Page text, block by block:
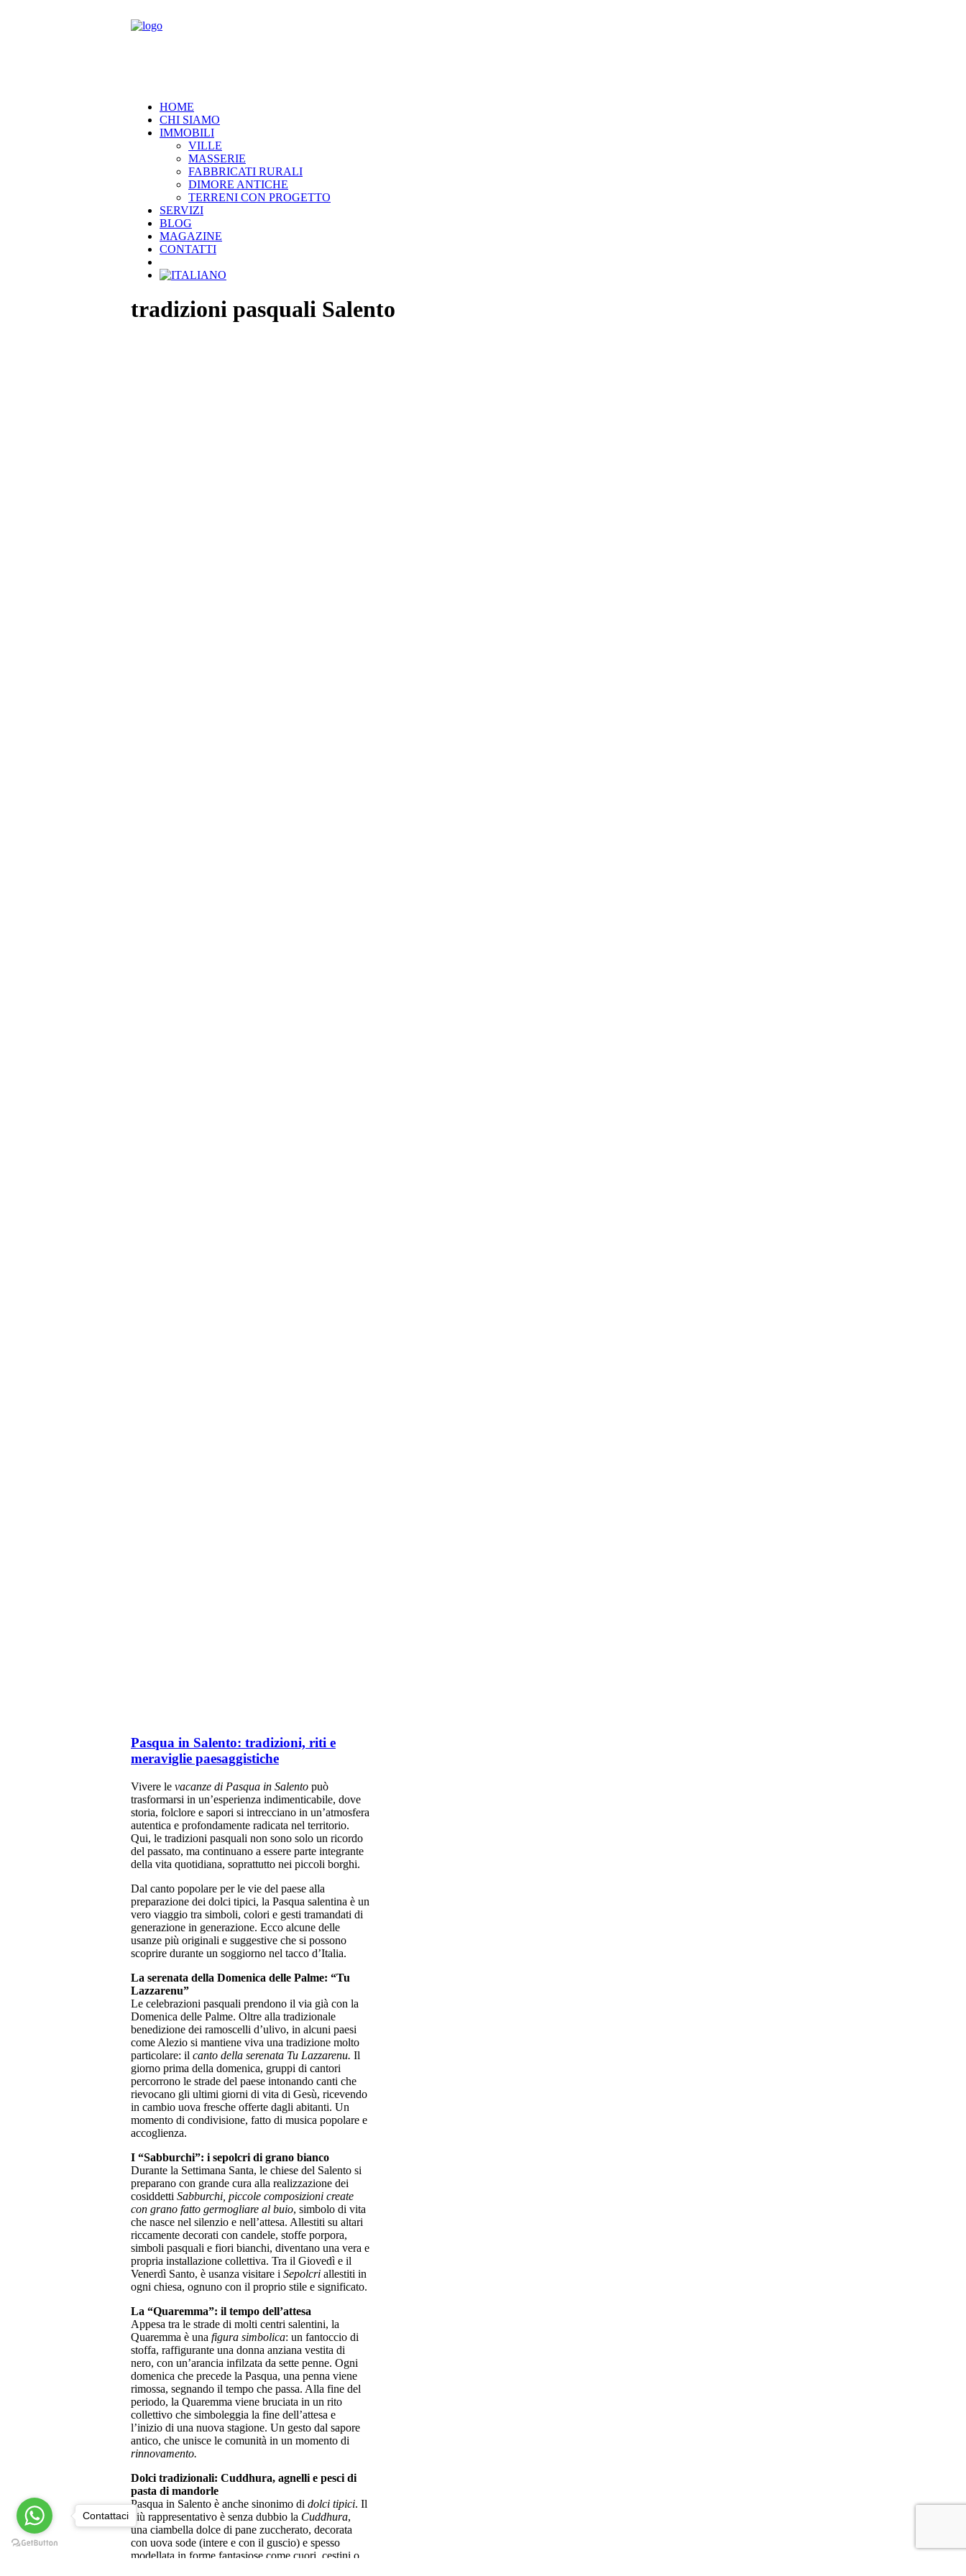
HOME
CHI SIAMO
IMMOBILI
VILLE
MASSERIE
FABBRICATI RURALI
DIMORE ANTICHE
TERRENI CON PROGETTO
SERVIZI
BLOG
MAGAZINE
CONTATTI
tradizioni pasquali Salento
Pasqua in Salento: tradizioni, riti e
meraviglie paesaggistiche
Vivere le vacanze di Pasqua in Salento può
trasformarsi in un’esperienza indimenticabile, dove
storia, folclore e sapori si intrecciano in un’atmosfera
autentica e profondamente radicata nel territorio.
Qui, le tradizioni pasquali non sono solo un ricordo
del passato, ma continuano a essere parte integrante
della vita quotidiana, soprattutto nei piccoli borghi.
Dal canto popolare per le vie del paese alla
preparazione dei dolci tipici, la Pasqua salentina è un
vero viaggio tra simboli, colori e gesti tramandati di
generazione in generazione. Ecco alcune delle
usanze più originali e suggestive che si possono
scoprire durante un soggiorno nel tacco d’Italia.
La serenata della Domenica delle Palme: “Tu
Lazzarenu”
Le celebrazioni pasquali prendono il via già con la
Domenica delle Palme. Oltre alla tradizionale
benedizione dei ramoscelli d’ulivo, in alcuni paesi
come Alezio si mantiene viva una tradizione molto
particolare: il canto della serenata Tu Lazzarenu. Il
giorno prima della domenica, gruppi di cantori
percorrono le strade del paese intonando canti che
rievocano gli ultimi giorni di vita di Gesù, ricevendo
in cambio uova fresche offerte dagli abitanti. Un
momento di condivisione, fatto di musica popolare e
accoglienza.
I “Sabburchi”: i sepolcri di grano bianco
Durante la Settimana Santa, le chiese del Salento si
preparano con grande cura alla realizzazione dei
cosiddetti Sabburchi, piccole composizioni create
con grano fatto germogliare al buio, simbolo di vita
che nasce nel silenzio e nell’attesa. Allestiti su altari
riccamente decorati con candele, stoffe porpora,
simboli pasquali e fiori bianchi, diventano una vera e
propria installazione collettiva. Tra il Giovedì e il
Venerdì Santo, è usanza visitare i Sepolcri allestiti in
ogni chiesa, ognuno con il proprio stile e significato.
La “Quaremma”: il tempo dell’attesa
Appesa tra le strade di molti centri salentini, la
Quaremma è una figura simbolica: un fantoccio di
stoffa, raffigurante una donna anziana vestita di
nero, con un’arancia infilzata da sette penne. Ogni
domenica che precede la Pasqua, una penna viene
rimossa, segnando il tempo che passa. Alla fine del
periodo, la Quaremma viene bruciata in un rito
collettivo che simboleggia la fine dell’attesa e
l’inizio di una nuova stagione. Un gesto dal sapore
antico, che unisce le comunità in un momento di
rinnovamento.
Dolci tradizionali: Cuddhura, agnelli e pesci di
pasta di mandorle
Pasqua in Salento è anche sinonimo di dolci tipici. Il
più rappresentativo è senza dubbio la Cuddhura,
una ciambella dolce di pane zuccherato, decorata
con uova sode (intere e con il guscio) e spesso
modellata in forme fantasiose come cuori, cestini o
Contattaci